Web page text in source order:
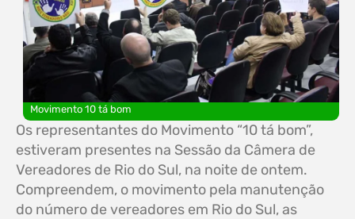
Movimento 10 tá bom
Os representantes do Movimento “10 tá bom”,
estiveram presentes na Sessão da Câmera de
Vereadores de Rio do Sul, na noite de ontem.
Compreendem, o movimento pela manutenção
do número de vereadores em Rio do Sul, as